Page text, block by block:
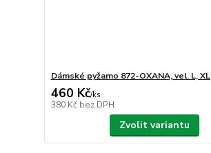
Dámské pyžamo 872-OXANA, vel. L, XL
460 Kč/ks
380 Kč bez DPH
Zvolit variantu